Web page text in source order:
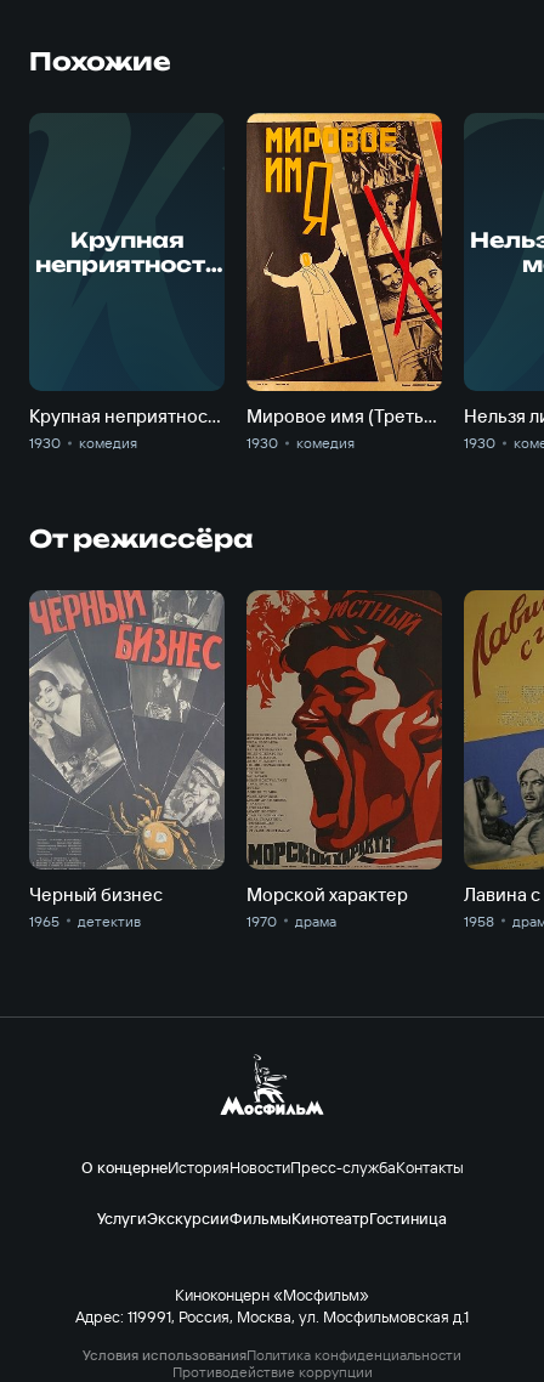
Похожие
Крупная
неприятность
Крупная неприятность (Золотая колесница)
1930 комедия
Мировое имя (Третье утро. Звезда экрана. Как делаются ураганы)
1930 комедия 1930
От режиссёра
Черный бизнес
1965 детектив
Морской характер
1970 драма
Лавина с
1958
О концернеИсторияНовостиПресс-службаКонтакты
УслугиЭкскурсииФильмыКинотеатрГостиница
Киноконцерн «Мосфильм»
Адрес: 119991, Россия, Москва, ул. Мосфильмовская д.1
Условия использованияПолитика конфиденциальности
Противодействие коррупции